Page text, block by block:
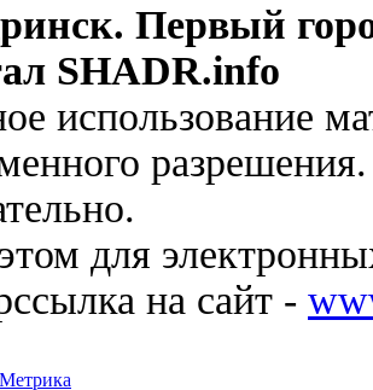
Первый
SHADR.info
использование
для
на сайт -